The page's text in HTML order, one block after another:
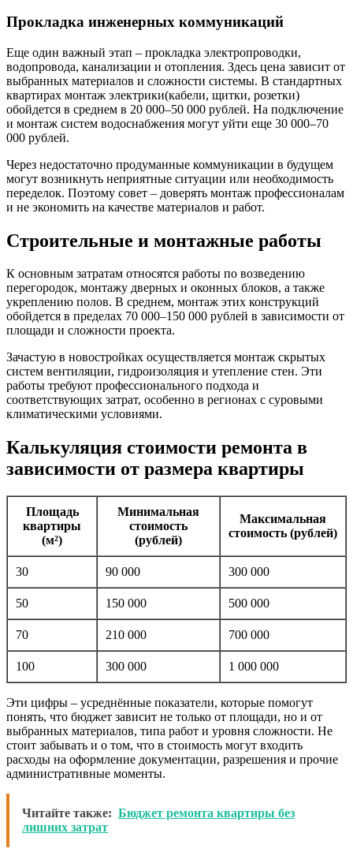
Прокладка инженерных коммуникаций
Еще один важный этап – прокладка электропроводки,
водопровода, канализации и отопления. Здесь цена зависит от
выбранных материалов и сложности системы. В стандартных
квартирах монтаж электрики(кабели, щитки, розетки)
обойдется в среднем в 20 000–50 000 рублей. На подключение
и монтаж систем водоснабжения могут уйти еще 30 000–70
000 рублей.
Через недостаточно продуманные коммуникации в будущем
могут возникнуть неприятные ситуации или необходимость
переделок. Поэтому совет – доверять монтаж профессионалам
и не экономить на качестве материалов и работ.
Строительные и монтажные работы
К основным затратам относятся работы по возведению
перегородок, монтажу дверных и оконных блоков, а также
укреплению полов. В среднем, монтаж этих конструкций
обойдется в пределах 70 000–150 000 рублей в зависимости от
площади и сложности проекта.
Зачастую в новостройках осуществляется монтаж скрытых
систем вентиляции, гидроизоляция и утепление стен. Эти
работы требуют профессионального подхода и
соответствующих затрат, особенно в регионах с суровыми
климатическими условиями.
Калькуляция стоимости ремонта в
зависимости от размера квартиры
Площадь
квартиры
(м²)
Минимальная
стоимость
(рублей)
Максимальная
стоимость (рублей)
30 90 000 300 000
50 150 000 500 000
70 210 000 700 000
100 300 000 1 000 000
Эти цифры – усреднённые показатели, которые помогут
понять, что бюджет зависит не только от площади, но и от
выбранных материалов, типа работ и уровня сложности. Не
стоит забывать и о том, что в стоимость могут входить
расходы на оформление документации, разрешения и прочие
административные моменты.
Читайте также: Бюджет ремонта квартиры без
лишних затрат